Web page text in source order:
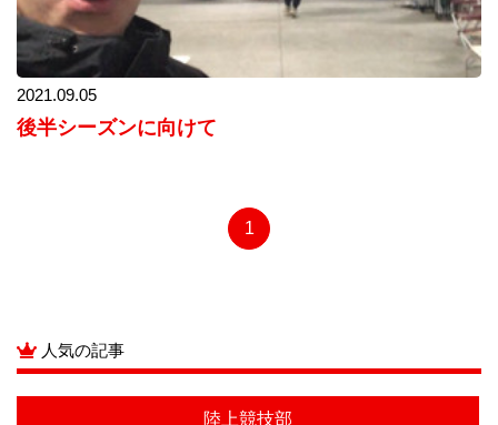
2021.09.05
後半シーズンに向けて
1
人気の記事
陸上競技部